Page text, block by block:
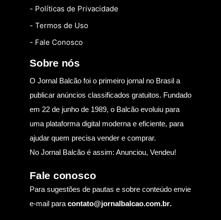
- Políticas de Privacidade
- Termos de Uso
- Fale Conosco
Sobre nós
O Jornal Balcão foi o primeiro jornal no Brasil a
publicar anúncios classificados gratuitos. Fundado
em 22 de junho de 1989, o Balcão evoluiu para
uma plataforma digital moderna e eficiente, para
ajudar quem precisa vender e comprar.
No Jornal Balcão é assim: Anunciou, Vendeu!
Fale conosco
Para sugestões de pautas e sobre conteúdo envie
e-mail para contato@jornalbalcao.com.br.